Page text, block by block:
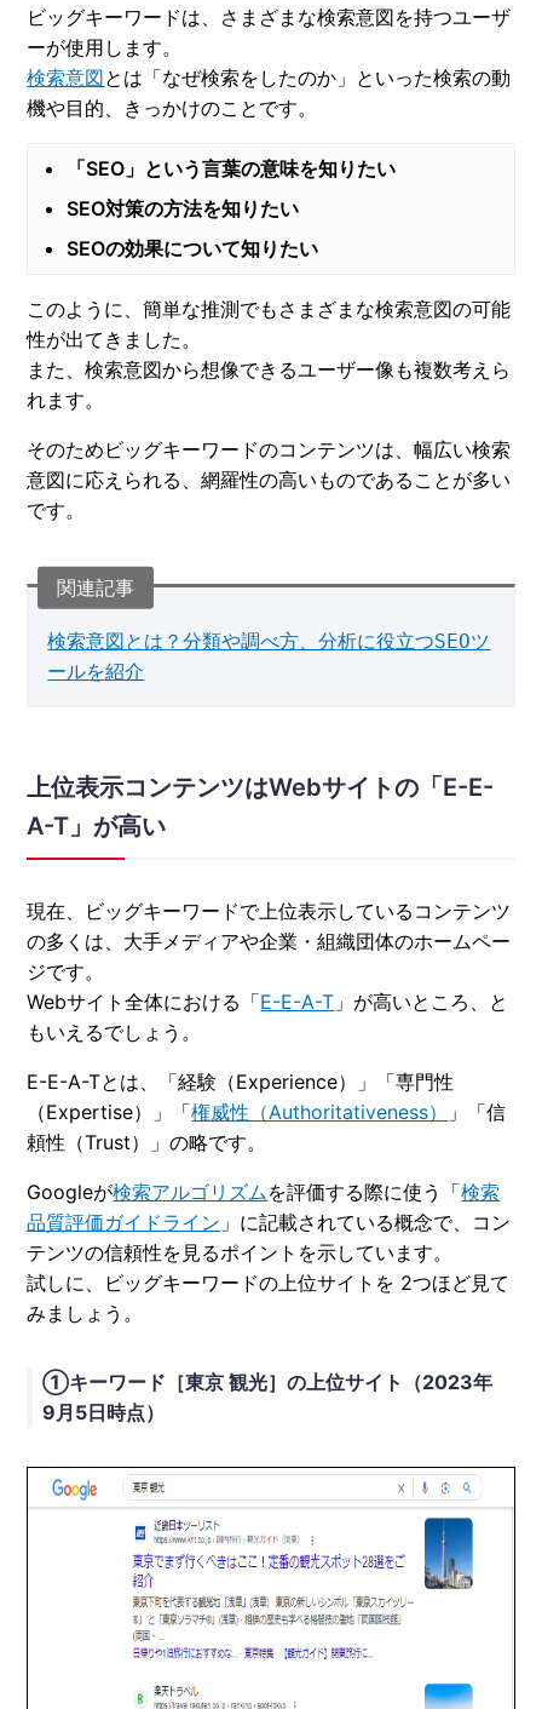
ビッグキーワードは、さまざまな検索意図を持つユーザ
ーが使用します。
検索意図とは「なぜ検索をしたのか」といった検索の動
機や目的、きっかけのことです。
「SEO」という言葉の意味を知りたい
SEO対策の方法を知りたい
SEOの効果について知りたい
このように、簡単な推測でもさまざまな検索意図の可能
性が出てきました。
また、検索意図から想像できるユーザー像も複数考えら
れます。
そのためビッグキーワードのコンテンツは、幅広い検索
意図に応えられる、網羅性の高いものであることが多い
です。
検索意図とは？分類や調べ方、分析に役立つSEOツ
ールを紹介
上位表示コンテンツはWebサイトの「E-E-
A-T」が高い
現在、ビッグキーワードで上位表示しているコンテンツ
の多くは、大手メディアや企業・組織団体のホームペー
ジです。
Webサイト全体における「E-E-A-T 」が高いところ、と
もいえるでしょう。
E-E-A-Tとは、「経験（Experience）」「専門性
（Expertise）」「権威性（Authoritativeness）
」「信
頼性（Trust）」の略です。
Googleが検索アルゴリズムを評価する際に使う「検索
品質評価ガイドライン 」に記載されている概念で、コン
テンツの信頼性を見るポイントを示しています。
試しに、ビッグキーワードの上位サイトを 2つほど見て
みましょう。
①キーワード［東京 観光］の上位サイト（2023年
9月5日時点）